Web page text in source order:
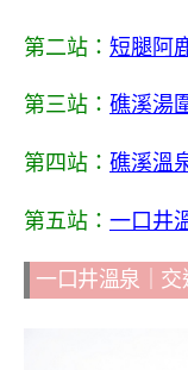
第二站： 短腿阿
第三站： 礁溪湯
第四站： 礁溪溫
第五站： 一口井
一口井溫泉｜